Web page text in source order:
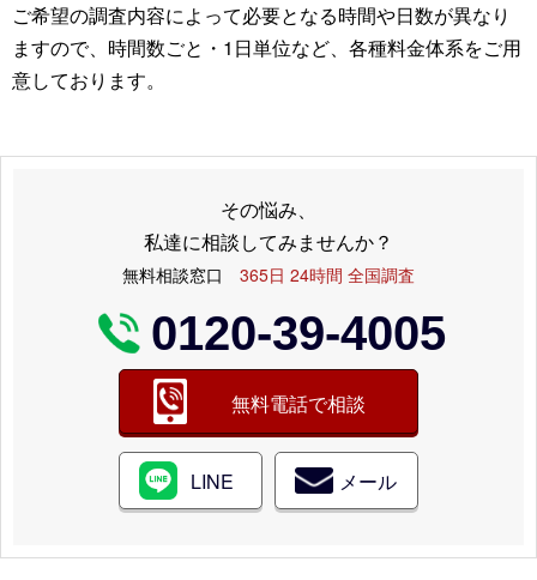
ご希望の調査内容によって必要となる時間や日数が異なり
ますので、時間数ごと・1日単位など、各種料金体系をご用
意しております。
その悩み、
私達に相談してみませんか？
無料相談窓口 365日 24時間 全国調査
0120-39-4005
無料電話で相談
LINE メール